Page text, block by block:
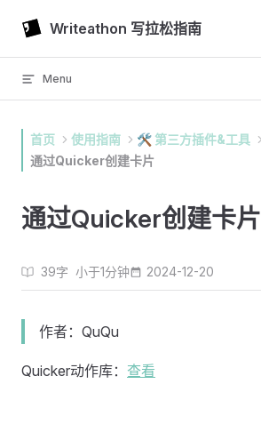
Skip to content
Writeathon 写拉松指南
Menu
首页 使用指南
🛠 第三方插件&工具
通过Quicker创建卡片
通过Quicker创建卡片
39字 小于1分钟 2024-12-20
作者：QuQu
Quicker动作库： 查看